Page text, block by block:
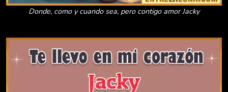
Donde, como y cuando sea, pero contigo amor Jacky